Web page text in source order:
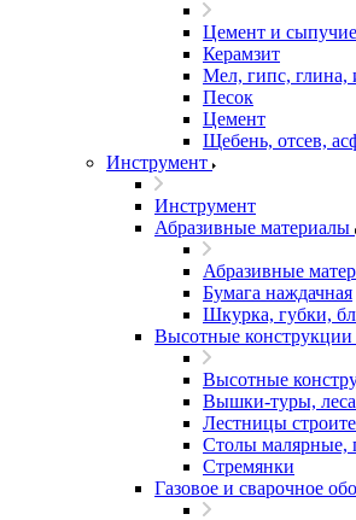
Цемент и
Керамзит
Мел, гипс, глина,
Песок
Цемент
Щебень, отсев,
Инструмент
Инструмент
Абразивные материалы
Абразивные
Бумага наждачная
Шкурка, губки,
Высотные конструкции
Высотные
Вышки-туры, леса
Лестницы
Столы малярные,
Стремянки
Газовое и сварочное